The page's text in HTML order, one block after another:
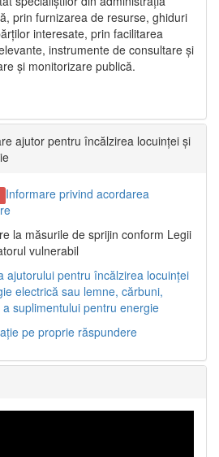
prin furnizarea de resurse, ghiduri
interesate, prin facilitarea
instrumente de consultare și
și monitorizare publică.
ajutor pentru încălzirea locuinței și
Informare privind acordarea
la măsurile de sprijin conform Legii
vulnerabil
ajutorului pentru încălzirea locuinței
electrică sau lemne, cărbuni,
suplimentului pentru energie
pe proprie răspundere